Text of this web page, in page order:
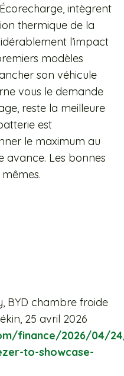
intègrent
thermique de la
l’impact
modèles
son véhicule
vous le demande
reste la meilleure
est
le maximum au
avance. Les bonnes
BYD chambre froide
25 avril 2026
finance/2026/04/
to-showcase-